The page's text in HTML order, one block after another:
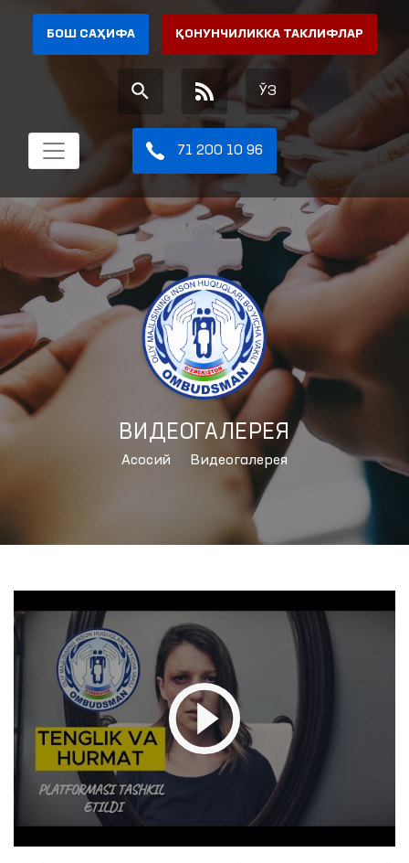
БОШ САҲИФА ҚОНУНЧИЛИККА ТАКЛИФЛАР
ЎЗ
71 200 10 96
ВИДЕОГАЛЕРЕЯ
Aсосий Видеогалерея